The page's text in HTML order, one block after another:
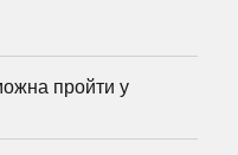
пройти у